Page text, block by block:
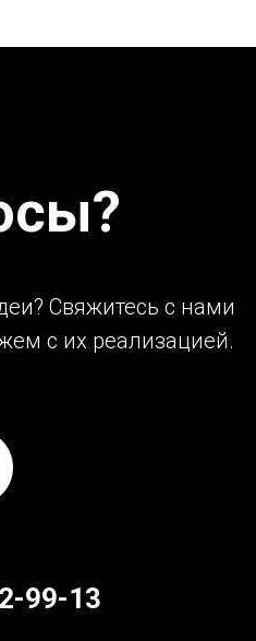
Свяжитесь с нами
с их реализацией.
99-13